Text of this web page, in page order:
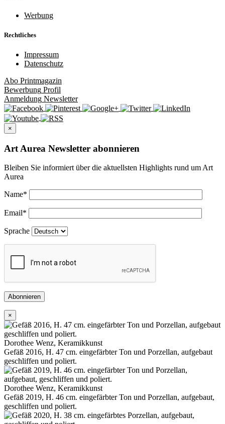
Werbung
Rechtliches
Impressum
Datenschutz
Abo Printmagazin
Bewerbung Profil
Anmeldung Newsletter
×
Art Aurea Newsletter abonnieren
Bleiben Sie informiert über die aktuellsten Highlights rund um Art
Aurea
Name*
Email*
Sprache
Abonnieren
×
Dorothee Wenz, Keramikkunst
Gefäß 2016, H. 47 cm. eingefärbter Ton und Porzellan, aufgebaut
geschliffen und poliert.
Dorothee Wenz, Keramikkunst
Gefäß 2019, H. 46 cm. eingefärbter Ton und Porzellan, aufgebaut,
geschliffen und poliert.